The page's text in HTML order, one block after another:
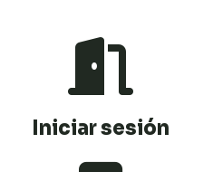
Iniciar sesión